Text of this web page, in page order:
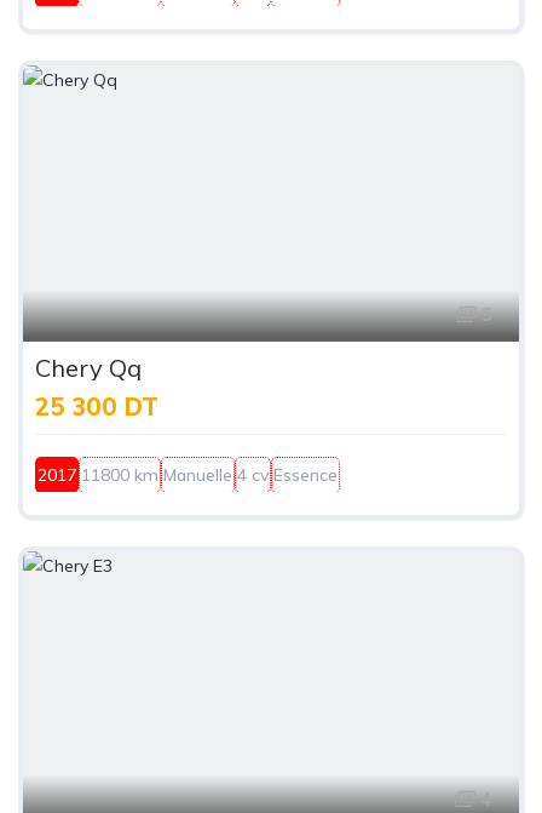
5
Chery Qq
25 300 DT
2017 11800 km Manuelle 4 cv Essence
4